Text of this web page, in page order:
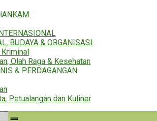
BUDAYA & ORGANISASI
Kriminal
Olah Raga & Kesehatan
& PERDAGANGAN
Petualangan dan Kuliner